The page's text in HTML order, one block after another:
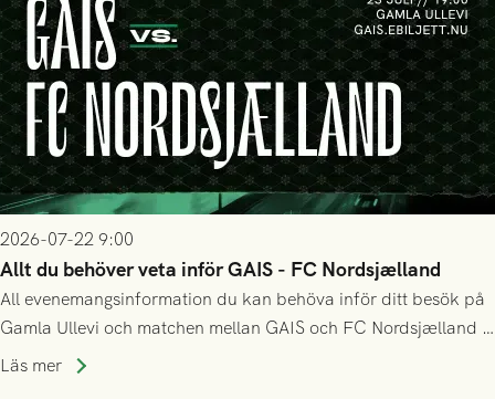
2026-07-22 9:00
Allt du behöver veta inför GAIS - FC Nordsjælland
All evenemangsinformation du kan behöva inför ditt besök på
Gamla Ullevi och matchen mellan GAIS och FC Nordsjælland i
kvalet till Conference League! Avspark kl 19.00 på torsdag
Läs mer